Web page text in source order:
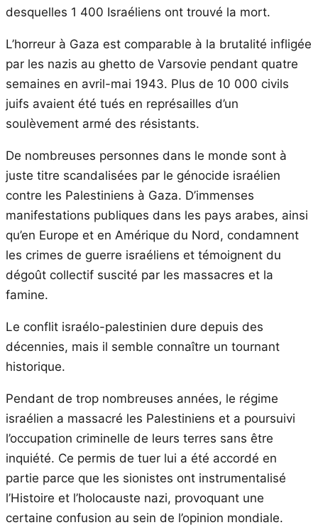
desquelles 1 400 Israéliens ont trouvé la mort.
L’horreur à Gaza est comparable à la brutalité infligée
par les nazis au ghetto de Varsovie pendant quatre
semaines en avril-mai 1943. Plus de 10 000 civils
juifs avaient été tués en représailles d’un
soulèvement armé des résistants.
De nombreuses personnes dans le monde sont à
juste titre scandalisées par le génocide israélien
contre les Palestiniens à Gaza. D’immenses
manifestations publiques dans les pays arabes, ainsi
qu’en Europe et en Amérique du Nord, condamnent
les crimes de guerre israéliens et témoignent du
dégoût collectif suscité par les massacres et la
famine.
Le conflit israélo-palestinien dure depuis des
décennies, mais il semble connaître un tournant
historique.
Pendant de trop nombreuses années, le régime
israélien a massacré les Palestiniens et a poursuivi
l’occupation criminelle de leurs terres sans être
inquiété. Ce permis de tuer lui a été accordé en
partie parce que les sionistes ont instrumentalisé
l’Histoire et l’holocauste nazi, provoquant une
certaine confusion au sein de l’opinion mondiale.